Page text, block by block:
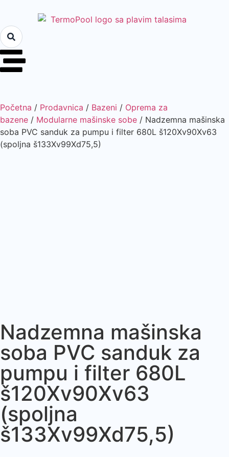
Početna / Prodavnica / Bazeni / Oprema za
bazene / Modularne mašinske sobe / Nadzemna mašinska
soba PVC sanduk za pumpu i filter 680L š120Xv90Xv63
(spoljna š133Xv99Xd75,5)
Nadzemna mašinska
soba PVC sanduk za
pumpu i filter 680L
š120Xv90Xv63
(spoljna
š133Xv99Xd75,5)